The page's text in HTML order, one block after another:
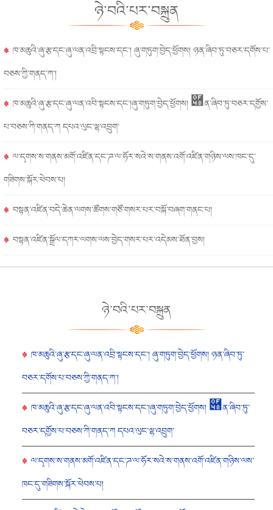
ཉེ་བའི་པར་བསྐྲུན
ཁ་མཆུའི་ཞུ་རྩ་དང་ཞུ་ལན་འབྲི་སྟངས་དང་། ཞུ་གཏུག་བྱེད་ཕྱོགས། ཉན་ཞིབ་ཏུ་བཅར་དགོས་པ་
བཅས་ཀྱི་གནད་ཀ་།
ཁ་མཆུའི་ཞུ་རྩ་དང་ཞུ་ལན་འབི་སྟངས་དང་།ཞུ་གཏུག་བྱེད་ཕྱོགས། ཈ན་ཞིབ་ཏུ་བཅར་དགྱོས་
པ་བཅས་ཀི་གནད་ཀ དཔའ་ལུང་ལྷ་འབྲུག་
ལ་དྭགས་ས་གནས་མགོ་འཛིན་དང་ཌ་ལ་ཧོར་སའེ་ས་གནས་འགོ་འཛིན་གཉིས་ལས་ཁང་དུ་
གཟིགས་སྐོར་ཕེབས་པ།
བསྟན་འཛིན་བདེ་ཆེན་ལགས་ཚོགས་གཙོ་གསར་པར་བསྐོ་བཞག་གནང་པ།
བསྟན་འཛིན་སྒྲོལ་དཀར་ལགས་ལས་བྱེད་གསར་པར་འདེམས་ཐོན་བྱས།
ཉེ་བའི་པར་བསྐྲུན
ཁ་མཆུའི་ཞུ་རྩ་དང་ཞུ་ལན་འབྲི་སྟངས་དང་། ཞུ་གཏུག་བྱེད་ཕྱོགས། ཉན་ཞིབ་ཏུ་
བཅར་དགོས་པ་བཅས་ཀྱི་གནད་ཀ་།
ཁ་མཆུའི་ཞུ་རྩ་དང་ཞུ་ལན་འབི་སྟངས་དང་།ཞུ་གཏུག་བྱེད་ཕྱོགས། ཈ན་ཞིབ་ཏུ་
བཅར་དགྱོས་པ་བཅས་ཀི་གནད་ཀ དཔའ་ལུང་ལྷ་འབྲུག་
ལ་དྭགས་ས་གནས་མགོ་འཛིན་དང་ཌ་ལ་ཧོར་སའེ་ས་གནས་འགོ་འཛིན་གཉིས་ལས་
ཁང་དུ་གཟིགས་སྐོར་ཕེབས་པ།